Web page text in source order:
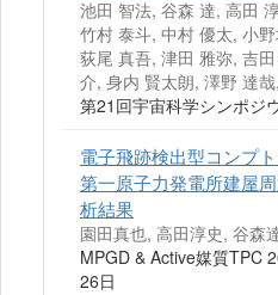
池田 智法, 谷森 達, 高田
竹村 泰斗, 中村 優太, 小
荻尾 真吾, 津田 雅弥, 吉
介, 身内 賢太朗, 澤野 達
第21回宇宙科学シンポジ
電子飛跡検出型コンプ
第一原子力発電所建屋
析結果
園田真也, 高田淳史, 谷森
MPGD & Active媒質TPC
26日